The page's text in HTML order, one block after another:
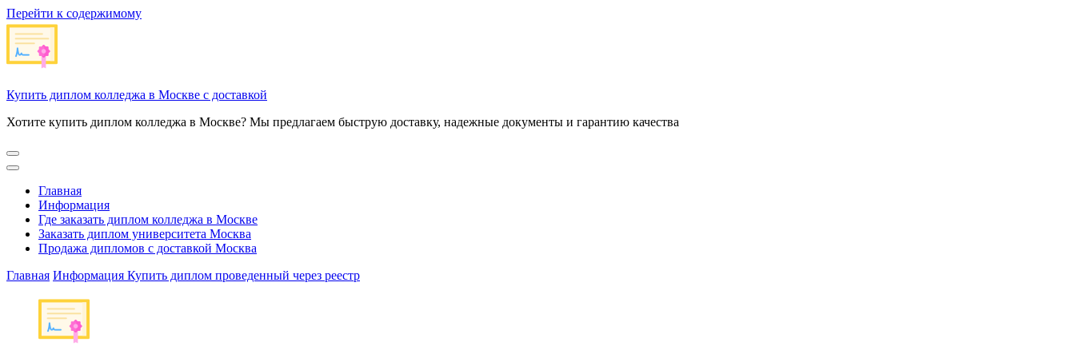
Перейти к содержимому
Купить диплом колледжа в Москве с доставкой
Хотите купить диплом колледжа в Москве? Мы предлагаем быструю доставку, надежные документы и гарантию качества
Главная
Информация
Где заказать диплом колледжа в Москве
Заказать диплом университета Москва
Продажа дипломов с доставкой Москва
Главная Информация Купить диплом проведенный через реестр